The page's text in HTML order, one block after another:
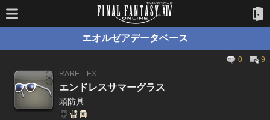
エオルゼアデータベース
0
9
RARE
EX
エンドレスサマーグラス
頭防具